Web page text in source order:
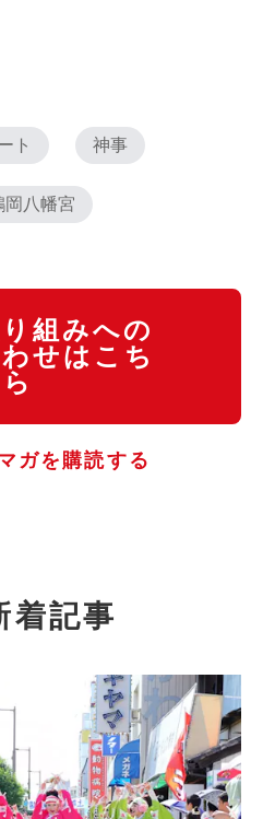
ト 神事
岡八幡宮
組みへの
せはこち
ら
ガを購読する
着記事